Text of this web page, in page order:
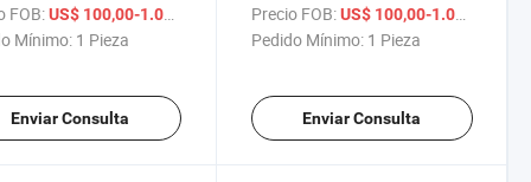
Cm-Ecm3812
Rev.A2 PC-104,
S6a1e,
FOB: US$ 100,00-1.000,00
/ Pieza
Mínimo: 1 Pieza
Enviar Consulta
6108-S420, AIMB-212, Dac-
Bt02 Dac-Bj05-00A1e, la
Bt07, Namb-380
Precio FOB: US$ 100,00-1.000,00
Pedido Mínimo: 1 Pieza
Enviar Consulta